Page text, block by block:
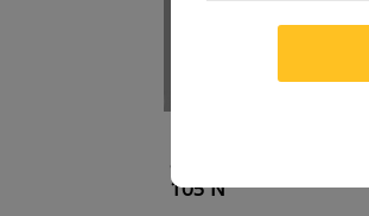
ammortizzatore
105 N